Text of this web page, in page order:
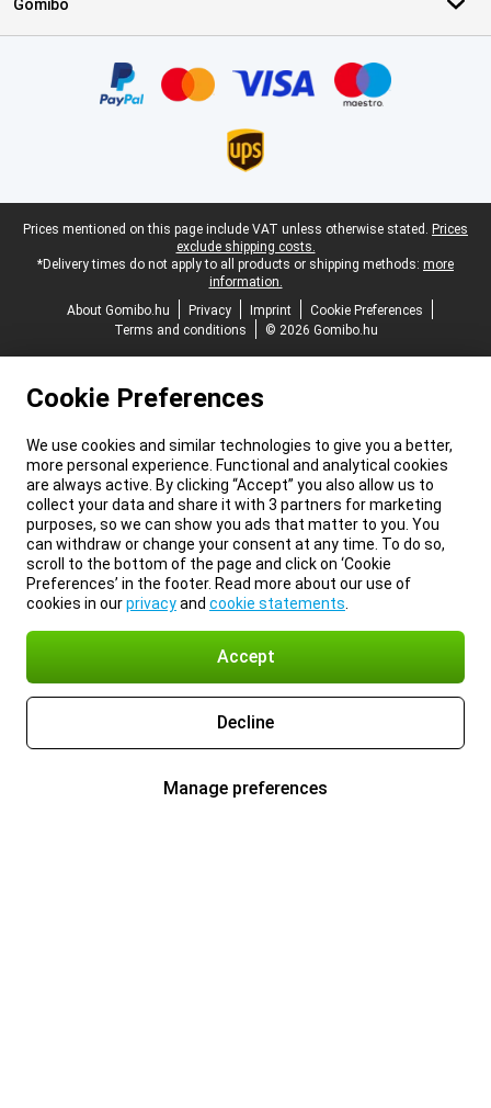
Gomibo
Legal footer
Prices mentioned on this page include VAT unless otherwise stated. Prices
exclude shipping costs.
*Delivery times do not apply to all products or shipping methods: more
information.
About Gomibo.hu
Privacy Imprint
Cookie Preferences
Terms and conditions
© 2026 Gomibo.hu
Cookie Preferences
We use cookies and similar technologies to give you a better,
more personal experience. Functional and analytical cookies
are always active. By clicking “Accept” you also allow us to
collect your data and share it with 3 partners for marketing
purposes, so we can show you ads that matter to you. You
can withdraw or change your consent at any time. To do so,
scroll to the bottom of the page and click on ‘Cookie
Preferences’ in the footer. Read more about our use of
cookies in ourprivacyand cookie statements
Accept
Decline
Manage preferences